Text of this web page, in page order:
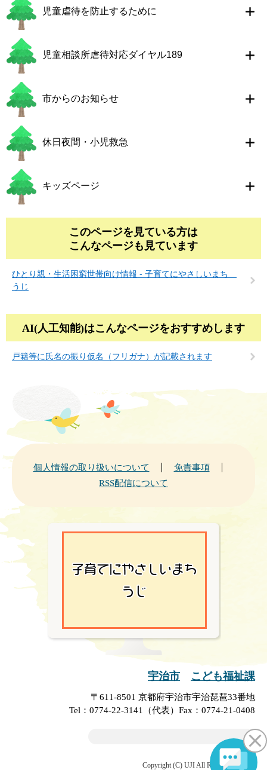
児童虐待を防止するために
児童相談所虐待対応ダイヤル189
市からのお知らせ
休日夜間・小児救急
キッズページ
このページを見ている方は
こんなページも見ています
ひとり親・生活困窮世帯向け情報 - 子育てにやさしいまち
うじ
AI(人工知能)はこんなページをおすすめします
戸籍等に氏名の振り仮名（フリガナ）が記載されます
個人情報の取り扱いについて
免責事項
RSS配信について
宇治市 こども福祉課
〒611-8501 京都府宇治市宇治琵琶33番地
Tel：0774-22-3141（代表） Fax：0774-21-0408
Copyright (C) UJI All Rights Reserved.